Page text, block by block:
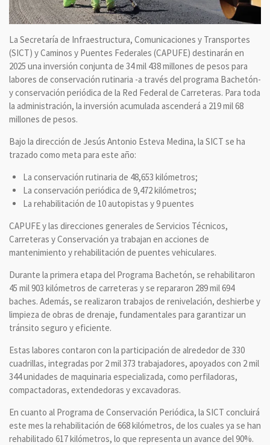
La Secretaría de Infraestructura, Comunicaciones y Transportes
(SICT) y Caminos y Puentes Federales (CAPUFE) destinarán en
2025 una inversión conjunta de 34 mil 438 millones de pesos para
labores de conservación rutinaria -a través del programa Bachetón-
y conservación periódica de la Red Federal de Carreteras. Para toda
la administración, la inversión acumulada ascenderá a 219 mil 68
millones de pesos.
Bajo la dirección de Jesús Antonio Esteva Medina, la SICT se ha
trazado como meta para este año:
La conservación rutinaria de 48,653 kilómetros;
La conservación periódica de 9,472 kilómetros;
La rehabilitación de 10 autopistas y 9 puentes
CAPUFE y las direcciones generales de Servicios Técnicos,
Carreteras y Conservación ya trabajan en acciones de
mantenimiento y rehabilitación de puentes vehiculares.
Durante la primera etapa del Programa Bachetón, se rehabilitaron
45 mil 903 kilómetros de carreteras y se repararon 289 mil 694
baches. Además, se realizaron trabajos de renivelación, deshierbe y
limpieza de obras de drenaje, fundamentales para garantizar un
tránsito seguro y eficiente.
Estas labores contaron con la participación de alrededor de 330
cuadrillas, integradas por 2 mil 373 trabajadores, apoyados con 2 mil
344 unidades de maquinaria especializada, como perfiladoras,
compactadoras, extendedoras y excavadoras.
En cuanto al Programa de Conservación Periódica, la SICT concluirá
este mes la rehabilitación de 668 kilómetros, de los cuales ya se han
rehabilitado 617 kilómetros, lo que representa un avance del 90%.